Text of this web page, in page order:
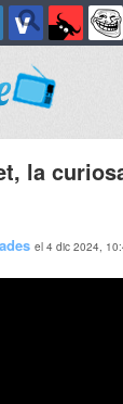
la
el 4 dic 2024,